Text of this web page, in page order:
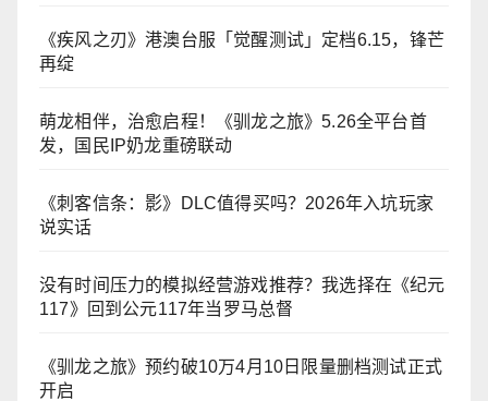
《疾风之刃》港澳台服「觉醒测试」定档6.15，锋芒
再绽
萌龙相伴，治愈启程！《驯龙之旅》5.26全平台首
发，国民IP奶龙重磅联动
《刺客信条：影》DLC值得买吗？2026年入坑玩家
说实话
没有时间压力的模拟经营游戏推荐？我选择在《纪元
117》回到公元117年当罗马总督
《驯龙之旅》预约破10万4月10日限量删档测试正式
开启